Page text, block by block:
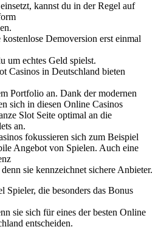
kannst du in der Regel auf
Demoversion erst einmal
um echtes Geld spielst.
Casinos in Deutschland bieten
Portfolio an. Dank der modernen
sich in diesen Online Casinos
Slot Seite optimal an die
an.
fokussieren sich zum Beispiel
Angebot von Spielen. Auch eine
sie kennzeichnet sichere Anbieter.
Spieler, die besonders das Bonus
sie sich für eines der besten Online
entscheiden.